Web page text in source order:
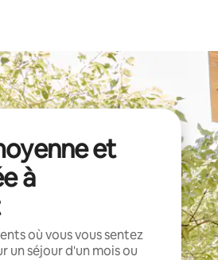
et
à
où vous vous sentez
un séjour d'un mois ou